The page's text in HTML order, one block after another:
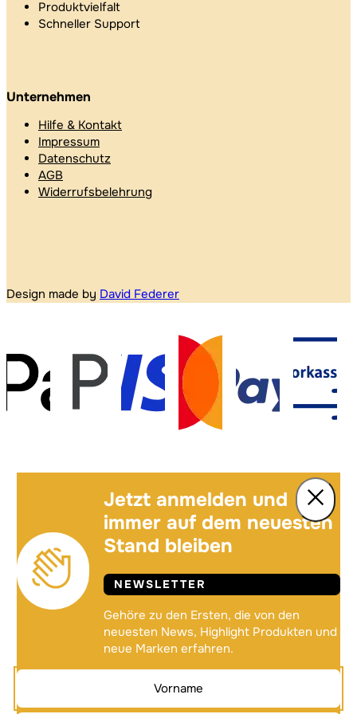
Produktvielfalt
Schneller Support
Unternehmen
Hilfe & Kontakt
Impressum
Datenschutz
AGB
Widerrufsbelehrung
Design made by David Federer
Jetzt anmelden und
immer auf dem neuesten
Stand bleiben
NEWSLETTER
Gehöre zu den Ersten, die von den
neuesten News, Highlight Produkten und
neue Marken erfahren.